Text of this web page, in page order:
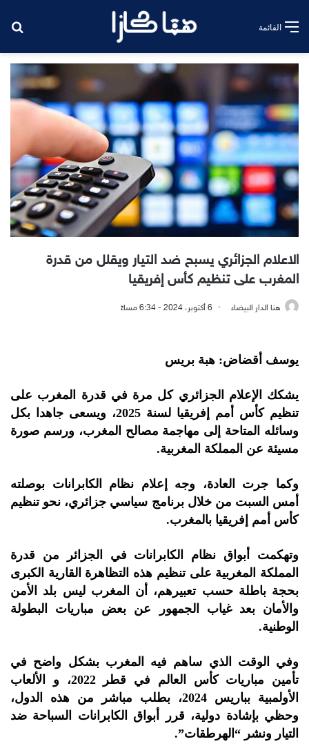
القائمة
الاعلام الجزائري يسبح ضد التيار ويقلل من قدرة
المغرب على تنظيم كأس إفريقيا
هنا الدار البيضاء 6 أكتوبر، 2024 - 6:34 مساءً
يوسف أقضاض: هبة بريس
يشكك الإعلام الجزائري كل مرة في قدرة المغرب على
تنظيم كأس أمم إفريقيا لسنة 2025، ويسعى جاهدا بكل
وسائله المتاحة إلى مهاجمة مصالح المغرب، ورسم صورة
مسيئة عن المملكة المغربية.
وكما جرت العادة، وجه إعلام نظام الكابرانات بوصلته
أمس السبت من خلال برنامج سياسي جزائري، نحو تنظيم
كأس أمم إفريقيا بالمغرب.
وتهكمت أبواق نظام الكابرانات في الجزائر من قدرة
المملكة المغربية على تنظيم هذه التظاهرة القارية الكبرى
بحجة باطلة حسب تعبيرهم، أن المغرب ليس بلد الأمن
والأمان بعد غياب الجمهور عن بعض مباريات البطولة
الوطنية.
وفي الوقت الذي ساهم فيه المغرب بشكل واضح في
تأمين مباريات كأس العالم في قطر 2022، و الألعاب
الأولمبية بباريس 2024، بطلب مباشر من هذه الدول،
وحظي بإشادة دولية، قرر أبواق الكابرانات السباحة ضد
التيار ونشر “الهرطقات”.